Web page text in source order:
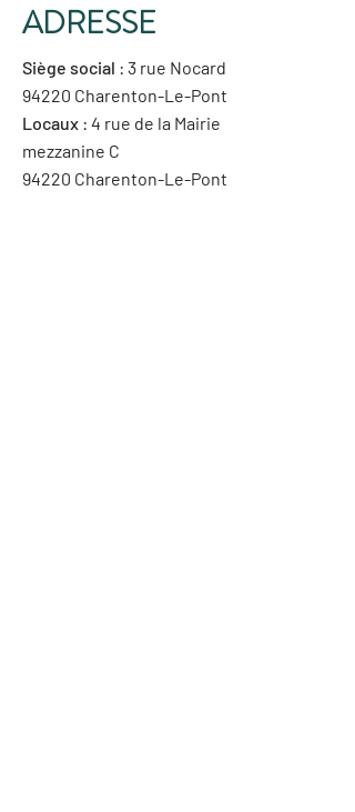
ADRESSE
Siège social : 3 rue Nocard
94220 Charenton-Le-Pont
Locaux : 4 rue de la Mairie
mezzanine C
94220 Charenton-Le-Pont